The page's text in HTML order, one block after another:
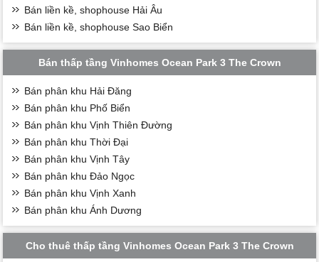
Bán liền kề, shophouse Hải Âu
Bán liền kề, shophouse Sao Biển
Bán thấp tầng Vinhomes Ocean Park 3 The Crown
Bán phân khu Hải Đăng
Bán phân khu Phố Biển
Bán phân khu Vịnh Thiên Đường
Bán phân khu Thời Đại
Bán phân khu Vịnh Tây
Bán phân khu Đảo Ngọc
Bán phân khu Vịnh Xanh
Bán phân khu Ánh Dương
Cho thuê thấp tầng Vinhomes Ocean Park 3 The Crown